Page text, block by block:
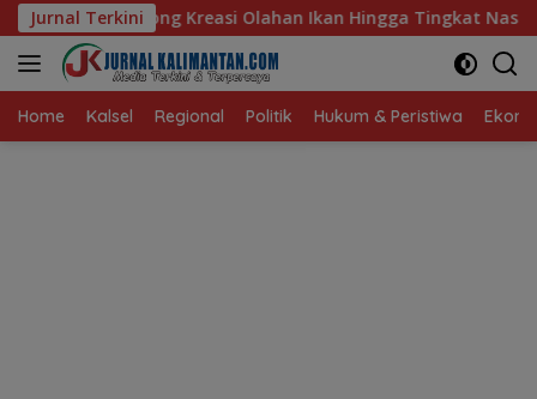
Langsung
ke
konten
Jurnal Terkini
Olahan Ikan Hingga Tingkat Nasional Pada Lomba Masak
Home Kalsel Regional Politik Hukum & Peristiwa